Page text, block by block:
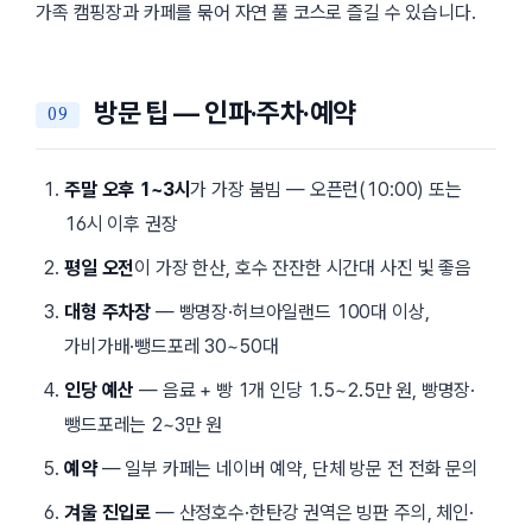
가족 캠핑장과 카페를 묶어 자연 풀 코스로 즐길 수 있습니다.
방문 팁 — 인파·주차·예약
주말 오후 1~3시가 가장 붐빔 — 오픈런(10:00) 또는
16시 이후 권장
평일 오전이 가장 한산, 호수 잔잔한 시간대 사진 빛 좋음
대형 주차장 — 빵명장·허브아일랜드 100대 이상,
가비가배·뺑드포레 30~50대
인당 예산 — 음료 + 빵 1개 인당 1.5~2.5만 원, 빵명장·
뺑드포레는 2~3만 원
예약— 일부 카페는 네이버 예약, 단체 방문 전 전화 문의
겨울 진입로 — 산정호수·한탄강 권역은 빙판 주의, 체인·